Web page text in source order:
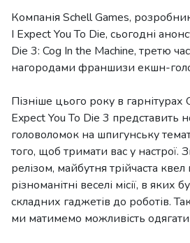
Компанія Schell Games,
I Expect You To Die, сьогодні
Die 3: Cog In the Machine, третю
нагородами франшизи екшн-
Пізніше цього року в гарнітурах
Expect You To Die 3 представить
головоломок на шпигунську
того, щоб тримати вас у настрої.
релізом, майбутня трійчаста
різноманітні веселі місії, в яких
складних гаджетів до роботів.
ми матимемо можливість одягати